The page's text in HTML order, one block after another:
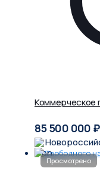
Коммерческое
85 500 000 ₽